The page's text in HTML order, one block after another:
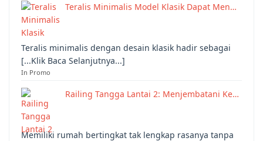
Teralis Minimalis Model Klasik Dapat Men…
Teralis minimalis dengan desain klasik hadir sebagai
[...Klik Baca Selanjutnya...]
In Promo
Railing Tangga Lantai 2: Menjembatani Ke…
Memiliki rumah bertingkat tak lengkap rasanya tanpa